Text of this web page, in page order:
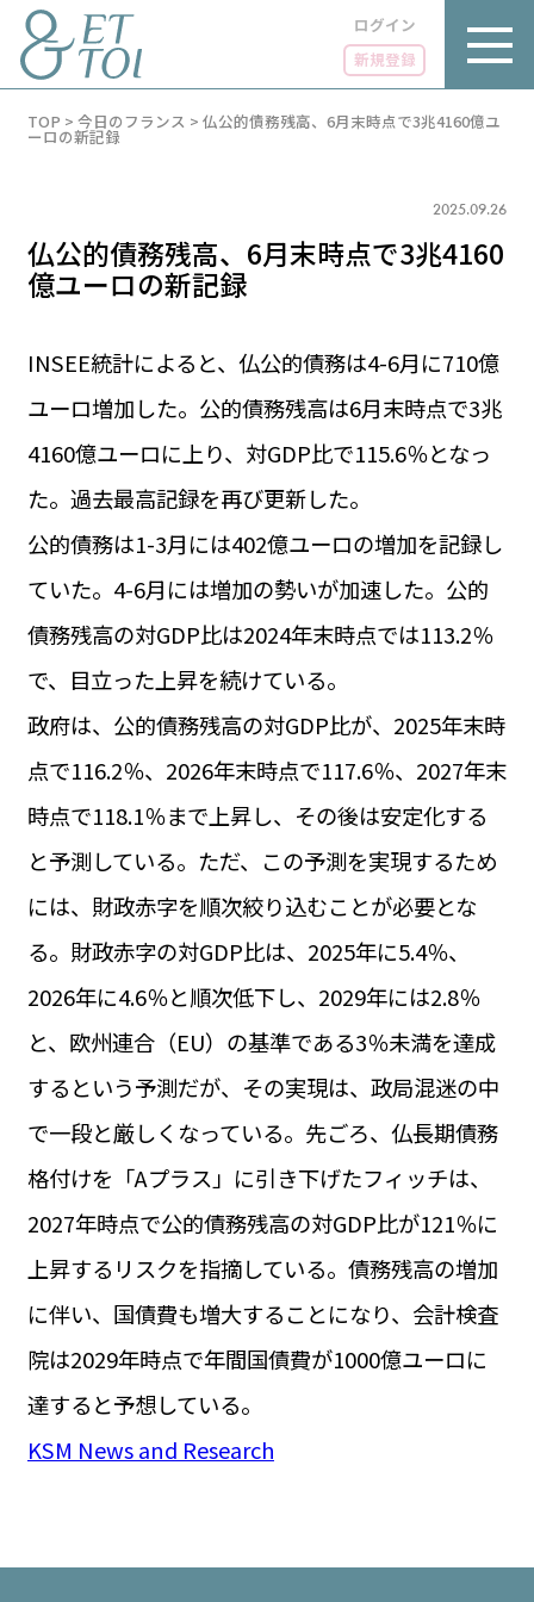
ログイン
新規登録
LUXE
グルメ
LIFE STYLE
ビジネス・キャリア
INFOS PRATIQUES
TAG
タグ
#パリ
#お土産 #トリビア
#データで読み解くフランス
#フランスの教育制度
#アプリ
#いざという時に
#カルカッソンヌ Carcassonne
#サステナブル
#フランス生活
#レシピ #ビューティー
#コスメ
#アルザス地方
#フランスの地方 #フロマージュ
#おでかけ
PARIS 14℃ / 12℃
FR 13:10 ／ JP 20:10
1€＝182.50円
お問い合わせ
運営会社
サイトポリシー
TOP > 今日のフランス > 仏公的債務残高、6月末時点で3兆4160億ユ
ーロの新記録
2025.09.26
仏公的債務残高、6月末時点で3兆4160
億ユーロの新記録
INSEE統計によると、仏公的債務は4-6月に710億
ユーロ増加した。公的債務残高は6月末時点で3兆
4160億ユーロに上り、対GDP比で115.6％となっ
た。過去最高記録を再び更新した。
公的債務は1-3月には402億ユーロの増加を記録し
ていた。4-6月には増加の勢いが加速した。公的
債務残高の対GDP比は2024年末時点では113.2％
で、目立った上昇を続けている。
政府は、公的債務残高の対GDP比が、2025年末時
点で116.2％、2026年末時点で117.6％、2027年末
時点で118.1％まで上昇し、その後は安定化する
と予測している。ただ、この予測を実現するため
には、財政赤字を順次絞り込むことが必要とな
る。財政赤字の対GDP比は、2025年に5.4％、
2026年に4.6％と順次低下し、2029年には2.8％
と、欧州連合（EU）の基準である3％未満を達成
するという予測だが、その実現は、政局混迷の中
で一段と厳しくなっている。先ごろ、仏長期債務
格付けを「Aプラス」に引き下げたフィッチは、
2027年時点で公的債務残高の対GDP比が121％に
上昇するリスクを指摘している。債務残高の増加
に伴い、国債費も増大することになり、会計検査
院は2029年時点で年間国債費が1000億ユーロに
達すると予想している。
KSM News and Research